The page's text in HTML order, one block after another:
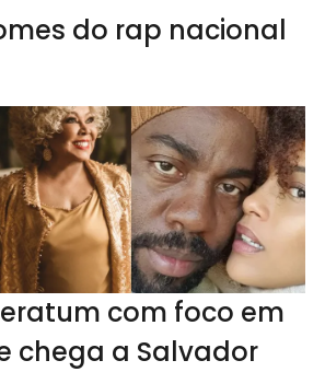
do rap nacional
com foco em
chega a Salvador